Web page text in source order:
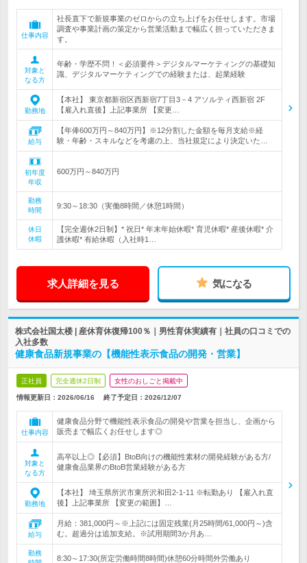
仕事内容
社長直下で新規事業のゼロからの立ち上げをお任せします。市場
調査や事業計画の策定から営業活動まで幅広く担っていただきま
す。
対象と
なる方
年齢・学歴不問！＜必須要件＞デジタルマーケティングの基礎知
識、デジタルマーケティングでの経験または、起業経験
勤務地
【本社】 東京都新宿区西新宿7丁目3－4 アソルティ西新宿 2F
【雇入れ直後】上記事業所 【変更…
給与
【年俸600万円～840万円】※12分割した金額を毎月支給※経
験・年齢・スキルなどを考慮の上、当社規定により決定いた…
初年度
年収
600万円～840万円
勤務
時間
9:30～18:30（実働8時間／休憩1時間）
休日
休暇
【完全週休2日制】* 祝日* 年末年始休暇* 育児休暇* 産後休暇* 介
護休暇* 有給休暇（入社時1…
求人詳細を見る 気になる
株式会社国太楼 | 産休育休復帰100％｜男性育休実績有｜社員の口コミでの
入社多数
健康食品新規事業の【機能性表示食品の開発・営業】
正社員 完全週休2日制 女性のおしごと掲載中
情報更新日：2026/06/16 終了予定日： 2026/12/07
仕事内容
健康食品分野で機能性表示食品の開発や営業を担当し、企画から
販売まで幅広くお任せします◎
対象と
なる方
高卒以上◎【必須】BtoB向けの機能性素材の開発経験がある方/
健康食品業界のBtoB営業経験がある方
勤務地
【本社】 埼玉県所沢市東所沢和田2-1-11 ※転勤あり 【雇入れ直
後】上記事業所 【変更の範囲】…
給与
月給：381,000円～※上記には固定残業(月25時間/61,000円～)含
む。超過分は追加支給。※試用期間3か月あ…
勤務
8:30～17:30(所定労働時間8時間)休憩60分時間外労働あり